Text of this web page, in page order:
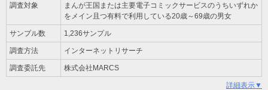
調査対象
まんが王国または主要電子コミックサービスのうちいずれか
をメイン且つ有料で利用している20歳～69歳の男女
サンプル数 1,236サンプル
調査方法 インターネットリサーチ
調査委託先 株式会社MARCS
詳細表示▼